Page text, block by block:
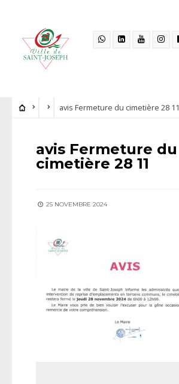
avis Fermeture du cimetière 28 11
avis Fermeture du
cimetière 28 11
25 NOVEMBRE 2024